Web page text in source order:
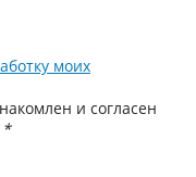
моих
и согласен
*